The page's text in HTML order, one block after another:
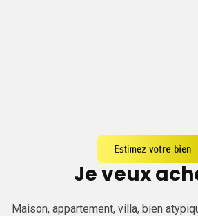
Je veux
Maison, appartement, villa, bien